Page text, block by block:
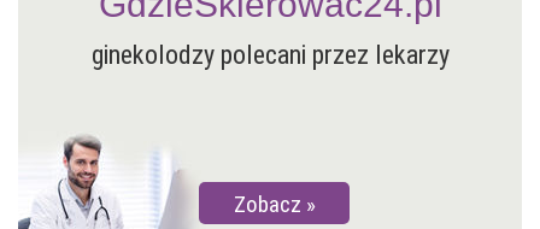
ginekolodzy polecani przez lekarzy
Zobacz